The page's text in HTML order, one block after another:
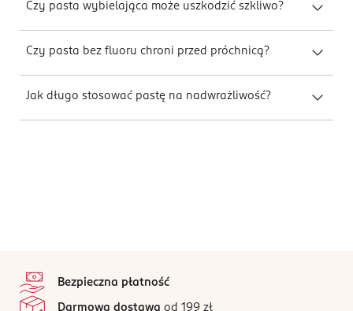
Czy pasta wybielająca może uszkodzić szkliwo?
Czy pasta bez fluoru chroni przed próchnicą?
Jak długo stosować pastę na nadwrażliwość?
Bezpieczna płatność
Darmowa dostawa od 199 zł